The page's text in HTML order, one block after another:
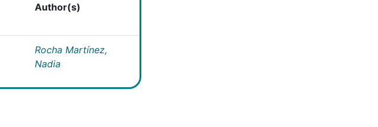
Author(s)
Rocha Martínez,
Nadia